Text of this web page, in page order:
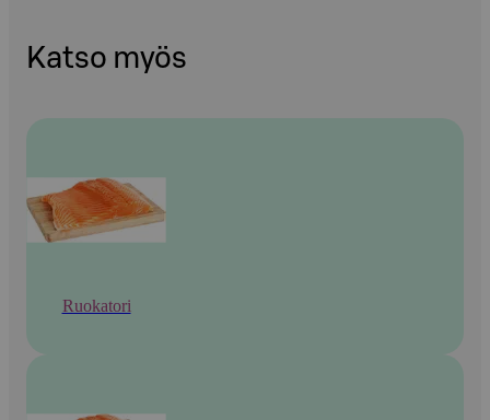
Katso myös
Ruokatori